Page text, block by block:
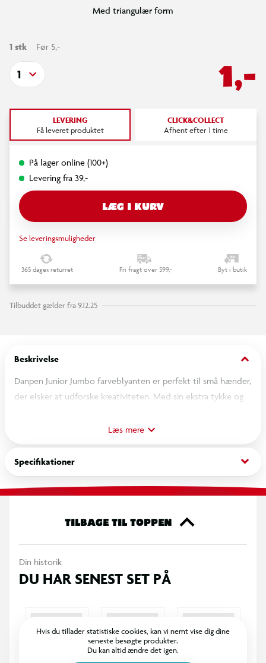
Med triangulær form
1 stk Før 5,-
1,-
1
LEVERING
Få leveret produktet
CLICK&COLLECT
Afhent efter 1 time
På lager online (100+)
Levering fra 39,-
LÆG I KURV
Se leveringsmuligheder
365 dages returret Fri fragt over 599,- Byt i butik
Tilbuddet gælder fra 9.12.25
Beskrivelse keyboard_arrow_down
Danpen Junior Jumbo farveblyanten er perfekt til små hænder,
der elsker at udforske kreativiteten. Med sin ekstra tykke og
som hjælper med at udvikle korrekt skrivestilling og motoriske
færdigheder. Perfekt til skoler og kreative projekter
derhjemme.
Læs mere
Specifikationer keyboard_arrow_down
TILBAGE TIL TOPPEN
Din historik
DU HAR SENEST SET PÅ
Hvis du tillader statistiske cookies, kan vi nemt vise dig dine
seneste besøgte produkter.
Du kan altid ændre det igen.